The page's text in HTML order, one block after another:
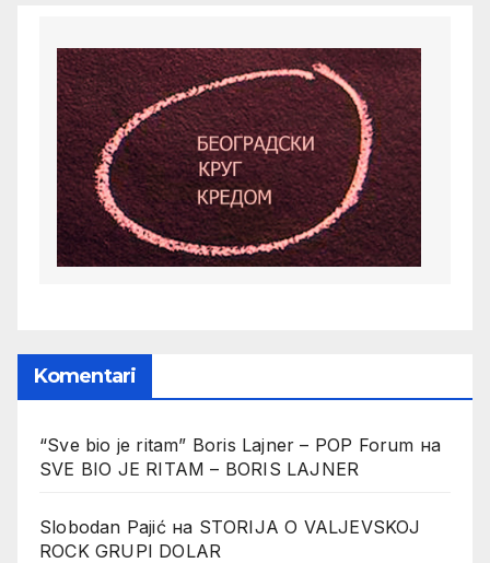
Komentari
“Sve bio je ritam” Boris Lajner – POP Forum на
SVE BIO JE RITAM – BORIS LAJNER
Slobodan Pajićна STORIJA O VALJEVSKOJ
ROCK GRUPI DOLAR